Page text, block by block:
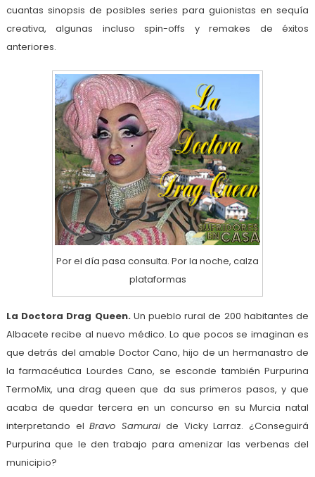
cuantas sinopsis de posibles series para guionistas en sequía
creativa, algunas incluso spin-offs y remakes de éxitos
anteriores.
Por el día pasa consulta. Por la noche, calza
plataformas
La Doctora Drag Queen.Un pueblo rural de 200 habitantes de
Albacete recibe al nuevo médico. Lo que pocos se imaginan es
que detrás del amable Doctor Cano, hijo de un hermanastro de
la farmacéutica Lourdes Cano, se esconde también Purpurina
TermoMix, una drag queen que da sus primeros pasos, y que
acaba de quedar tercera en un concurso en su Murcia natal
interpretando elBravo Samuraide Vicky Larraz. ¿Conseguirá
Purpurina que le den trabajo para amenizar las verbenas del
municipio?